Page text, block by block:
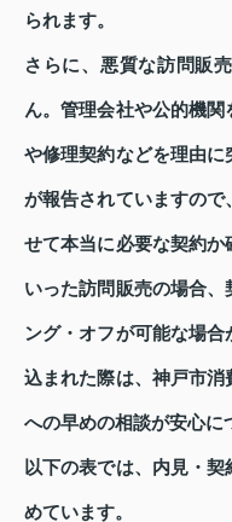
られます。
さらに、悪質な訪問販
ん。管理会社や公的機
や修理契約などを理由に
が報告されていますの
せて本当に必要な契約か
いった訪問販売の場合、
ング・オフが可能な場
込まれた際は、神戸市消
への早めの相談が安心に
以下の表では、内見・
めています。